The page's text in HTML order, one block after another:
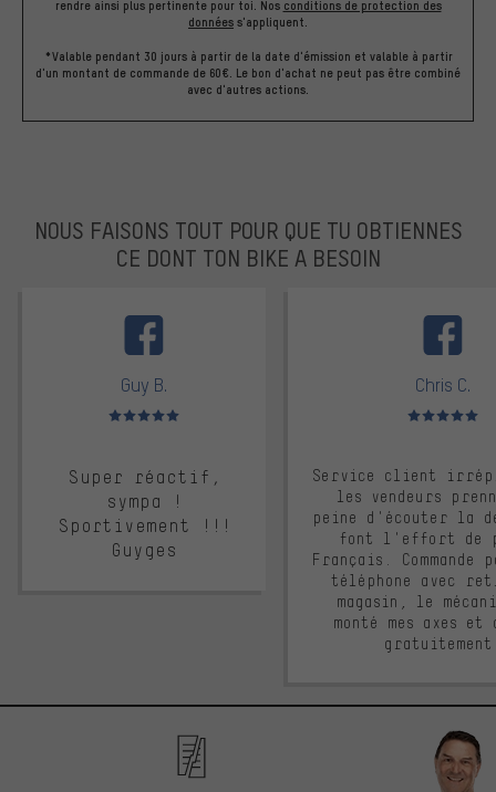
rendre ainsi plus pertinente pour toi. Nos conditions de protection des
données s'appliquent.
*Valable pendant 30 jours à partir de la date d'émission et valable à partir
d'un montant de commande de 60€. Le bon d'achat ne peut pas être combiné
avec d'autres actions.
NOUS FAISONS TOUT POUR QUE TU OBTIENNES
CE DONT TON BIKE A BESOIN
Guy B.
Note moyenne : 5 sur 5
Super réactif,
sympa !
Sportivement !!!
Guyges
Chris C.
Note moyenne :
Service client
les vendeurs
peine d'écouter la
font l'effort de
Français. Commande
téléphone avec
magasin, le
monté mes axes et